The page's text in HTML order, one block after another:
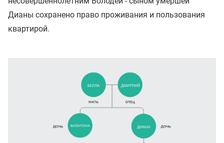
Дианы сохранено право проживания и пользования
квартирой.